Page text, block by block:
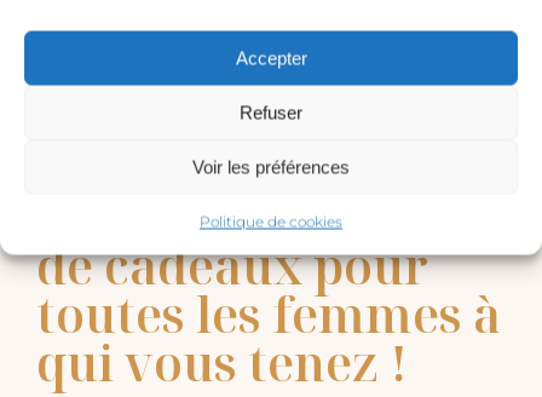
Accepter
Refuser
Voir les préférences
Politique de cookies
Ma sélection idéale
de cadeaux pour
toutes les femmes à
qui vous tenez !